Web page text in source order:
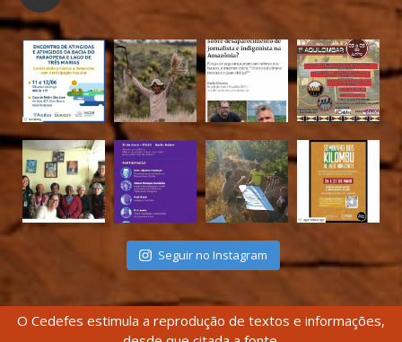
Seguir no Instagram
O Cedefes estimula a reprodução de textos e informações,